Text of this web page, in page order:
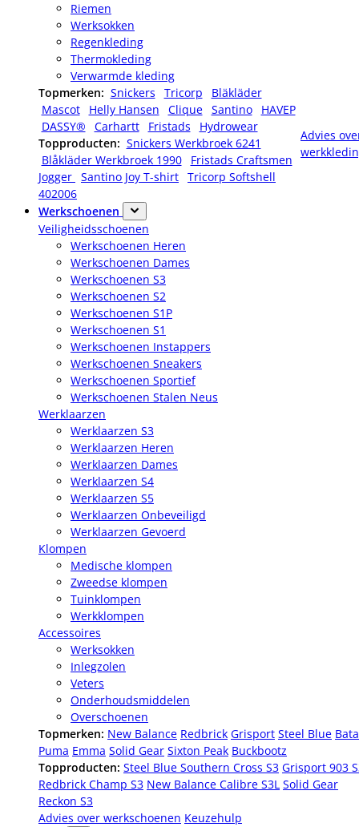
Riemen
Werksokken
Regenkleding
Thermokleding
Verwarmde kleding
Topmerken: Snickers Tricorp
Bläkläder
Mascot
Helly Hansen Clique Santino
HAVEP
DASSY®
Carhartt Fristads
Hydrowear
Topproducten: Snickers Werkbroek 6241
Blåkläder Werkbroek 1990
Fristads Craftsmen
Jogger Santino Joy T-shirt Tricorp Softshell
402006
Advies
Werkschoenen
Veiligheidsschoenen
Werkschoenen Heren
Werkschoenen Dames
Werkschoenen S3
Werkschoenen S2
Werkschoenen S1P
Werkschoenen S1
Werkschoenen Instappers
Werkschoenen Sneakers
Werkschoenen Sportief
Werkschoenen Stalen Neus
Werklaarzen
Werklaarzen S3
Werklaarzen Heren
Werklaarzen Dames
Werklaarzen S4
Werklaarzen S5
Werklaarzen Onbeveiligd
Werklaarzen Gevoerd
Klompen
Medische klompen
Zweedse klompen
Tuinklompen
Werkklompen
Accessoires
Werksokken
Inlegzolen
Veters
Onderhoudsmiddelen
Overschoenen
Topmerken: New Balance Redbrick Grisport Steel Blue Bata
Puma Emma Solid Gear Sixton Peak Buckbootz
Topproducten: Steel Blue Southern Cross S3 Grisport 903
Redbrick Champ S3 New Balance Calibre S3L Solid Gear
Reckon S3
Advies over werkschoenen Keuzehulp